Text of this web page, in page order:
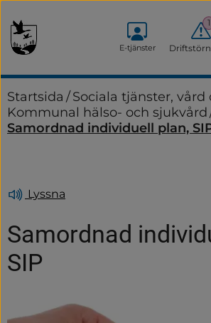
E-tjänster
1
Startsida /Sociala tjänster, vård
Kommunal hälso- och sjukvård
Samordnad individuell plan,
Lyssna
Samordnad
SIP